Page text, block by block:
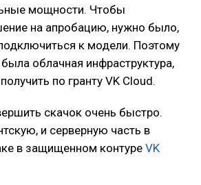
мощности. Чтобы
на апробацию, нужно было,
к модели. Поэтому
облачная инфраструктура,
по гранту VK Cloud.
скачок очень быстро.
и серверную часть в
в защищенном контуре VK